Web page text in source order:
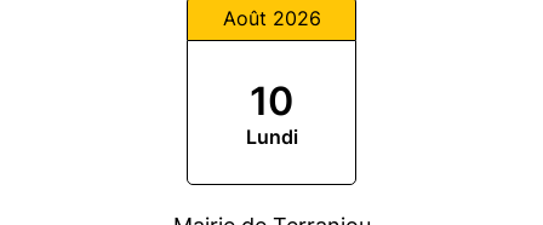
Août 2026
10
Lundi